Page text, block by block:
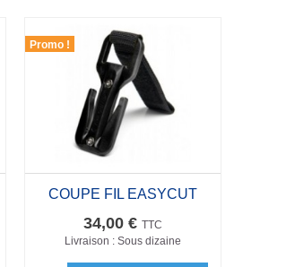
Promo !
COUPE FIL EASYCUT
34,00 € TTC
Livraison : Sous dizaine